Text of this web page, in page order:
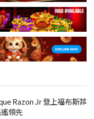
Razon Jr 登上福布斯菲
領先